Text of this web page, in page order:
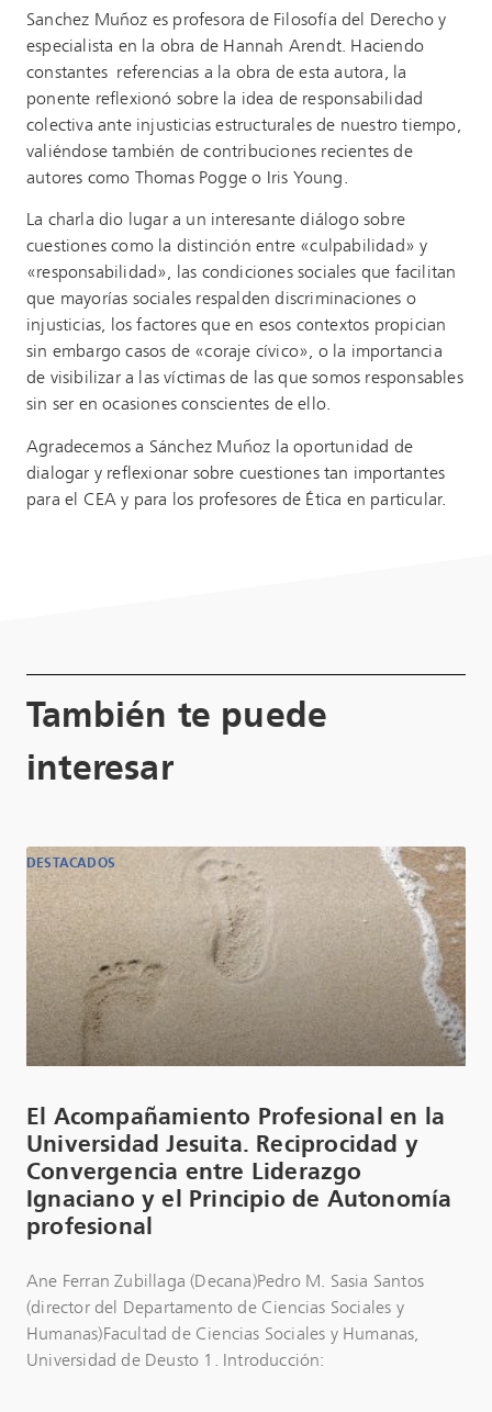
Sanchez Muñoz es profesora de Filosofía del Derecho y
especialista en la obra de Hannah Arendt. Haciendo
constantes referencias a la obra de esta autora, la
ponente reflexionó sobre la idea de responsabilidad
colectiva ante injusticias estructurales de nuestro tiempo,
valiéndose también de contribuciones recientes de
autores como Thomas Pogge o Iris Young.
La charla dio lugar a un interesante diálogo sobre
cuestiones como la distinción entre «culpabilidad» y
«responsabilidad», las condiciones sociales que facilitan
que mayorías sociales respalden discriminaciones o
injusticias, los factores que en esos contextos propician
sin embargo casos de «coraje cívico», o la importancia
de visibilizar a las víctimas de las que somos responsables
sin ser en ocasiones conscientes de ello.
Agradecemos a Sánchez Muñoz la oportunidad de
dialogar y reflexionar sobre cuestiones tan importantes
para el CEA y para los profesores de Ética en particular.
También te puede
interesar
DESTACADOS
El Acompañamiento Profesional en la
Universidad Jesuita. Reciprocidad y
Convergencia entre Liderazgo
Ignaciano y el Principio de Autonomía
profesional
Ane Ferran Zubillaga (Decana)Pedro M. Sasia Santos
(director del Departamento de Ciencias Sociales y
Humanas)Facultad de Ciencias Sociales y Humanas,
Universidad de Deusto 1. Introducción: